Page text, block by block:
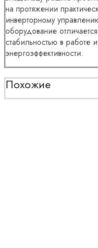
на протяжении
инверторному
оборудование
стабильностью в работе
энергоэффективности.
Похожие